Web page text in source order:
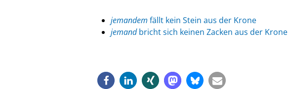
jemandem fällt kein Stein aus der Krone
jemandbricht sich keinen Zacken aus der Krone